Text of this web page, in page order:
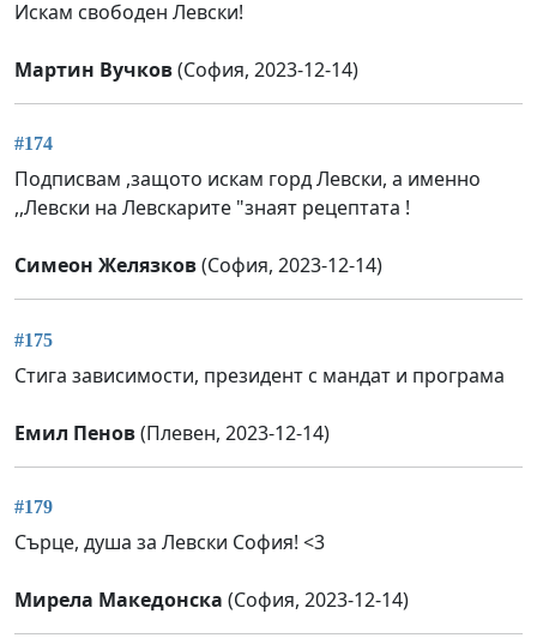
Искам свободен Левски!
Мартин Вучков(София, 2023-12-14)
#174
Подписвам ,защото искам горд Левски, а именно
,,Левски на Левскарите "знаят рецептата !
Симеон Желязков(София, 2023-12-14)
#175
Стига зависимости, президент с мандат и програма
Емил Пенов(Плевен, 2023-12-14)
#179
Сърце, душа за Левски София! <3
Мирела Македонска (София, 2023-12-14)